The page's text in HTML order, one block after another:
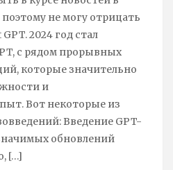
не могу отрицать
2024 год стал
с рядом прорывных
которые значительно
и
Вот некоторые из
Введение GPT-
обновлений
[…]